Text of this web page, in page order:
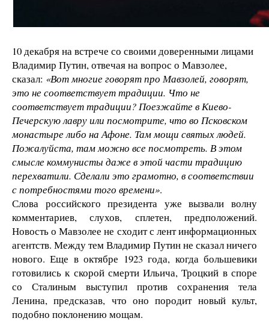
10 декабря на встрече со своими доверенными лицами
Владимир Путин, отвечая на вопрос о Мавзолее,
сказал: «Вот многие говорят про Мавзолей, говорят,
это не соответствует традиции. Что не
соответствует традиции? Поезжайте в Киево-
Печерскую лавру или посмотрите, что во Псковском
монастыре либо на Афоне. Там мощи святых людей.
Пожалуйста, там можно все посмотреть. В этом
смысле коммунисты даже в этой части традицию
перехватили. Сделали это грамотно, в соответствии
с потребностями того времени».
Слова российского президента уже вызвали волну
комментариев, слухов, сплетен, предположений.
Новость о Мавзолее не сходит с лент информационных
агентств. Между тем Владимир Путин не сказал ничего
нового. Еще в октябре 1923 года, когда большевики
готовились к скорой смерти Ильича, Троцкий в споре
со Сталиным выступил против сохранения тела
Ленина, предсказав, что оно породит новый культ,
подобно поклонению мощам.